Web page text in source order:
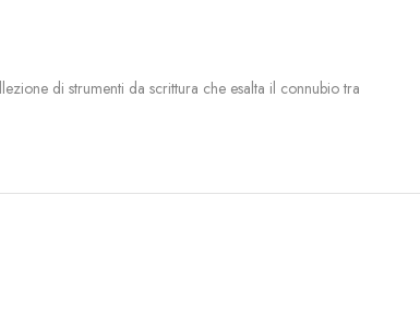
di strumenti da scrittura che esalta il connubio tra